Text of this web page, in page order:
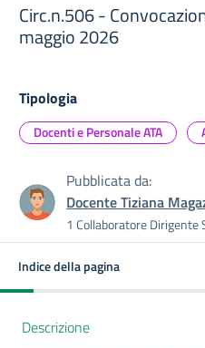
Circ.n.506 -
maggio 2026
Tipologia
Docenti e Personale ATA
Pubblicata da:
Docente Tiziana
1 Collaboratore Dirigente
Indice della pagina
Descrizione